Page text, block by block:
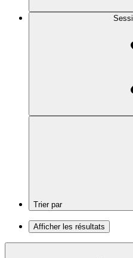
Trier par
Afficher les résultats